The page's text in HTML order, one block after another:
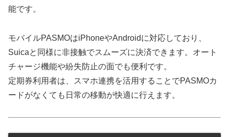
能です。
モバイルPASMOはiPhoneやAndroidに対応しており、
Suicaと同様に非接触でスムーズに決済できます。オート
チャージ機能や紛失防止の面でも便利です。
定期券利用者は、スマホ連携を活用することでPASMOカ
ードがなくても日常の移動が快適に行えます。